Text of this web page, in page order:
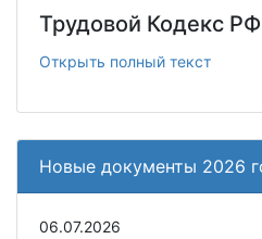
Трудовой Кодекс РФ
Открыть полный текст
Новые документы 2026
06.07.2026